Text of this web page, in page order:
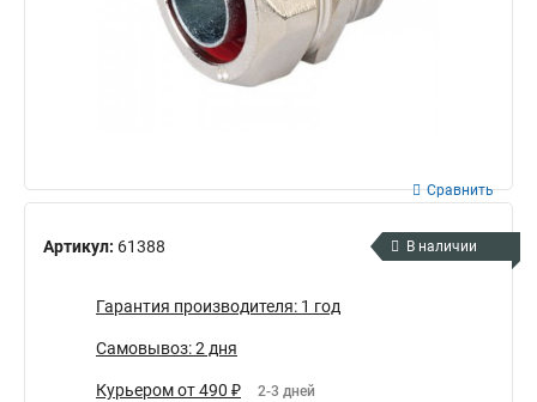
Артикул: 61388
Сравнить
В наличии
Гарантия производителя: 1 год
Самовывоз: 2 дня
Курьером от 490 ₽ 2-3 дней